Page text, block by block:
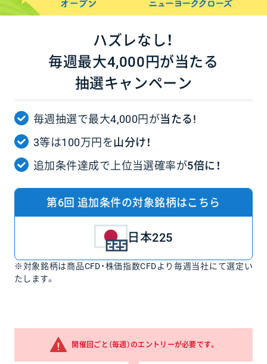
ハズレなし！
毎週最大4,000円が当たる
抽選キャンペーン
毎週抽選で最大4,000円が当たる!
3等は100万円を山分け！
追加条件達成で上位当選確率が5倍に！
第6回 追加条件の対象銘柄はこちら
日本225
※対象銘柄は商品CFD・株価指数CFDより毎週当社にて選定い
たします。
開催回ごと（毎週）のエントリーが必要です。